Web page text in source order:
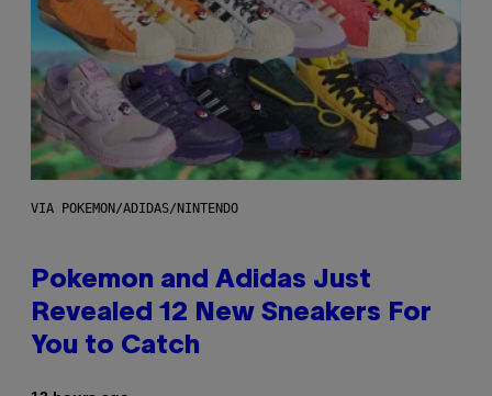
VIA POKEMON/ADIDAS/NINTENDO
Pokemon and Adidas Just
Revealed 12 New Sneakers For
You to Catch